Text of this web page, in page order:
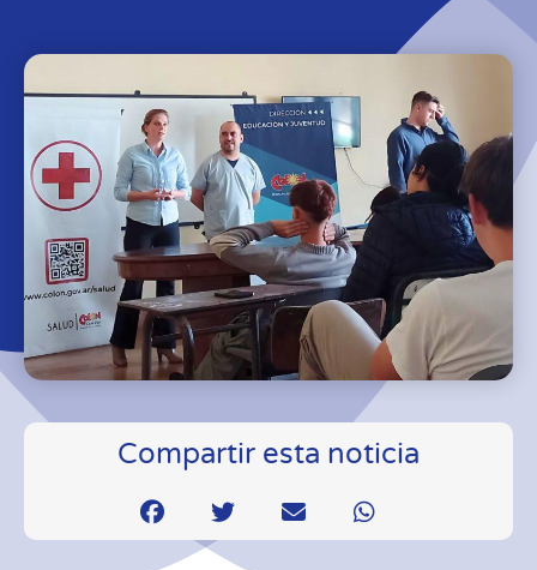
Compartir esta noticia